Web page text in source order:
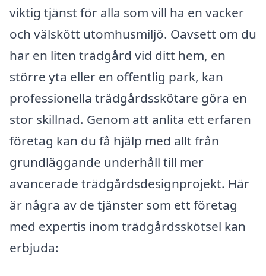
viktig tjänst för alla som vill ha en vacker
och välskött utomhusmiljö. Oavsett om du
har en liten trädgård vid ditt hem, en
större yta eller en offentlig park, kan
professionella trädgårdsskötare göra en
stor skillnad. Genom att anlita ett erfaren
företag kan du få hjälp med allt från
grundläggande underhåll till mer
avancerade trädgårdsdesignprojekt. Här
är några av de tjänster som ett företag
med expertis inom trädgårdsskötsel kan
erbjuda: